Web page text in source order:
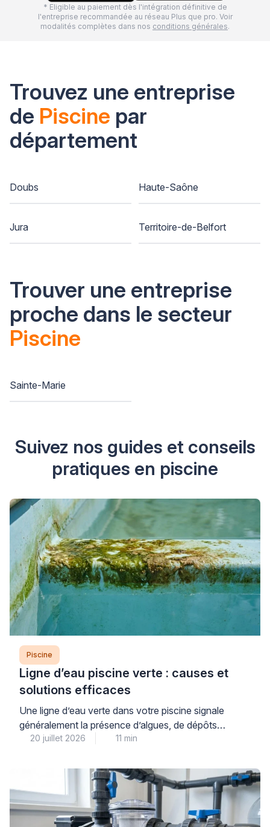
* Eligible au paiement dès l'intégration définitive de
l'entreprise recommandée au réseau Plus que pro. Voir
modalités complètes dans nos conditions générales.
Trouvez une entreprise
de Piscine par
département
Doubs Haute-Saône
Jura Territoire-de-Belfort
Trouver une entreprise
proche dans le secteur
Piscine
Sainte-Marie
Suivez nos guides et conseils
pratiques en piscine
Piscine
Ligne d’eau piscine verte : causes et
solutions efficaces
Une ligne d’eau verte dans votre piscine signale
généralement la présence d’algues, de dépôts
organiques ou de résidus calcaires qui se fixent à la
problème courant, aussi inesthétique qu’il puisse
paraître, se traite efficacement à condition d’identifier
précisément sa nature et d’adopter une méthode
progressive adaptée […]
20 juillet 2026 11 min